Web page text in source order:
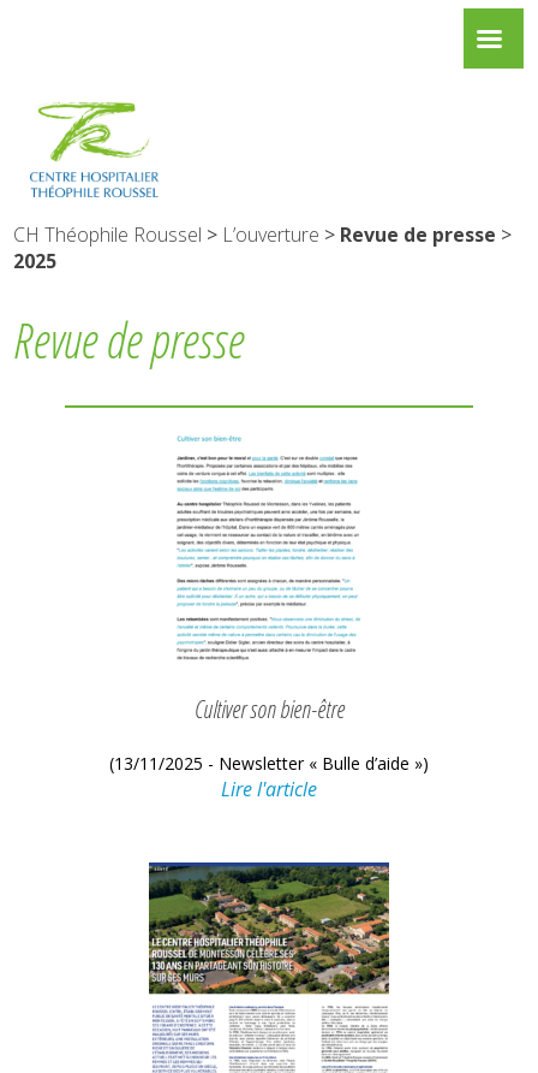
CH Théophile Roussel > L’ouverture > Revue de presse >
2025
Revue de presse
Cultiver son bien-être
(13/11/2025 - Newsletter « Bulle d’aide »)
Lire l'article